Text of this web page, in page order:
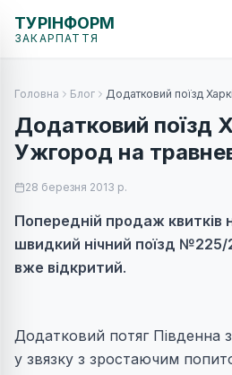
ТУРІНФОРМ
ЗАКАРПАТТЯ
Головна Блог Додатковий поїзд
Додатковий поїзд
Ужгород на
28 березня 2013 р.
Попередній продаж квитків
швидкий нічний поїзд
вже відкритий.
Додатковий потяг Південна
у звязку з зростаючим